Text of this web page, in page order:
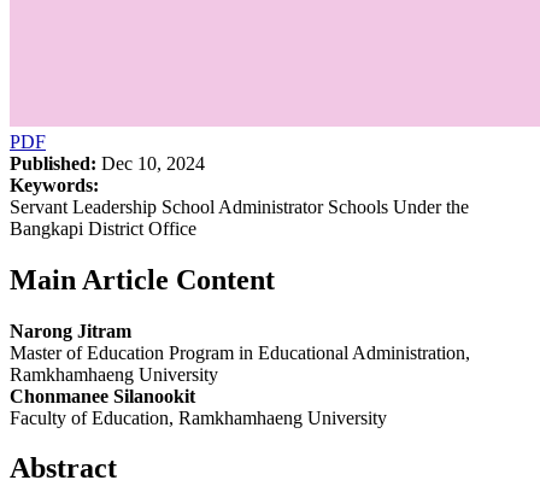
PDF
Published: Dec 10, 2024
Keywords:
Servant Leadership School Administrator Schools Under the
Bangkapi District Office
Main Article Content
Narong Jitram
Master of Education Program in Educational Administration,
Ramkhamhaeng University
Chonmanee Silanookit
Faculty of Education, Ramkhamhaeng University
Abstract